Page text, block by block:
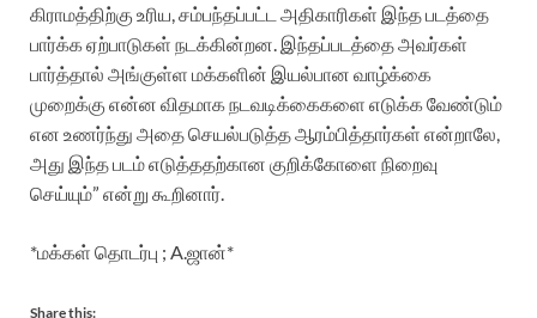
கிராமத்திற்கு உரிய, சம்பந்தப்பட்ட அதிகாரிகள் இந்த படத்தை
பார்க்க ஏற்பாடுகள் நடக்கின்றன. இந்தப்படத்தை அவர்கள்
பார்த்தால் அங்குள்ள மக்களின் இயல்பான வாழ்க்கை
முறைக்கு என்ன விதமாக நடவடிக்கைகளை எடுக்க வேண்டும்
என உணர்ந்து அதை செயல்படுத்த ஆரம்பித்தார்கள் என்றாலே,
அது இந்த படம் எடுத்ததற்கான குறிக்கோளை நிறைவு
செய்யும்” என்று கூறினார்.
*மக்கள் தொடர்பு ; A.ஜான்*
Share this: